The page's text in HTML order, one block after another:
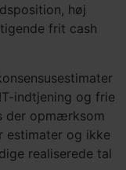
høj
frit cash
indtjening og frie
der opmærksom
estimater og ikke
realiserede tal